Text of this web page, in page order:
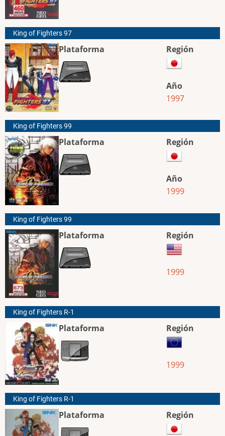
King of Fighters 97
Plataforma Región
Año
1997
King of Fighters 99
Plataforma Región
Año
1999
King of Fighters 99
Plataforma Región
1999
King of Fighters R-1
Plataforma Región
1999
King of Fighters R-1
Plataforma Región